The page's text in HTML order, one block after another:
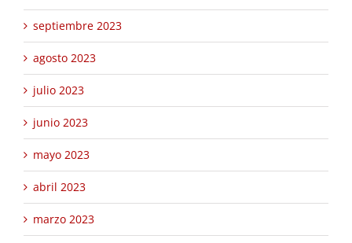
septiembre 2023
agosto 2023
julio 2023
junio 2023
mayo 2023
abril 2023
marzo 2023